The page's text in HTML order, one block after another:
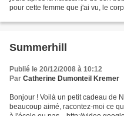
pour cette femme que j'ai vu, le
Summerhill
Publié le 20/12/2008 à 10:12
Par Catherine Dumonteil Kremer
Bonjour ! Voilà un petit cadeau de
beaucoup aimé, racontez-moi ce